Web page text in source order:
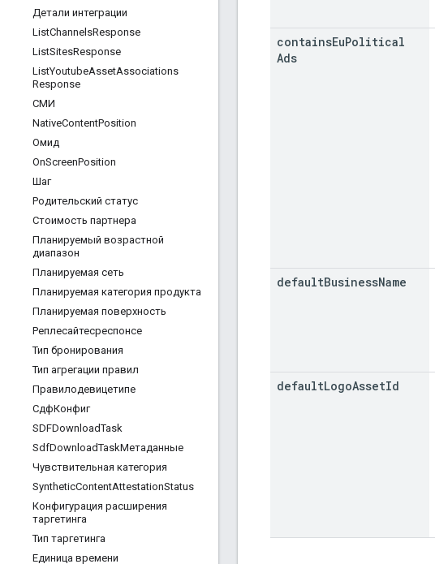
Детали интеграции
ListChannelsResponse
ListSitesResponse
ListYoutubeAssetAssociations
Response
СМИ
NativeContentPosition
Омид
OnScreenPosition
Шаг
Родительский статус
Стоимость партнера
Планируемый возрастной
диапазон
Планируемая сеть
Планируемая категория продукта
Планируемая поверхность
Реплесайтесреспонсе
Тип бронирования
Тип агрегации правил
Правилодевицетипе
СдфКонфиг
SDFDownloadTask
SdfDownloadTaskМетаданные
Чувствительная категория
SyntheticContentAttestationStatus
Конфигурация расширения
таргетинга
Тип таргетинга
Единица времени
containsEuPolitical
Ads
defaultBusinessName
defaultLogoAssetId